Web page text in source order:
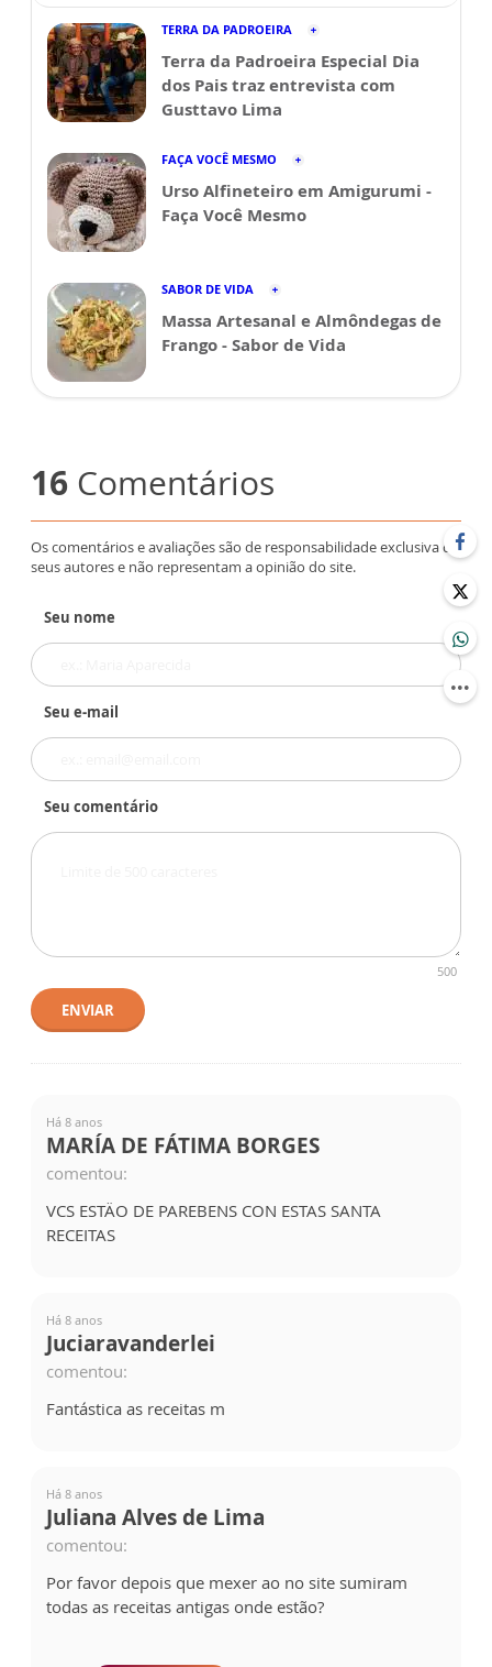
TERRA DA PADROEIRA
Terra da Padroeira Especial Dia
dos Pais traz entrevista com
Gusttavo Lima
FAÇA VOCÊ MESMO
Urso Alfineteiro em Amigurumi -
Faça Você Mesmo
SABOR DE VIDA
Massa Artesanal e Almôndegas de
Frango - Sabor de Vida
16 Comentários
Os comentários e avaliações são de responsabilidade exclusiva de
seus autores e não representam a opinião do site.
Seu nome
Seu e-mail
Seu comentário
500
ENVIAR
Há 8 anos
MARÍA DE FÁTIMA BORGES
comentou:
VCS ESTÄO DE PAREBENS CON ESTAS SANTA
RECEITAS
Há 8 anos
Juciaravanderlei
comentou:
Fantástica as receitas m
Há 8 anos
Juliana Alves de Lima
comentou:
Por favor depois que mexer ao no site sumiram
todas as receitas antigas onde estão?